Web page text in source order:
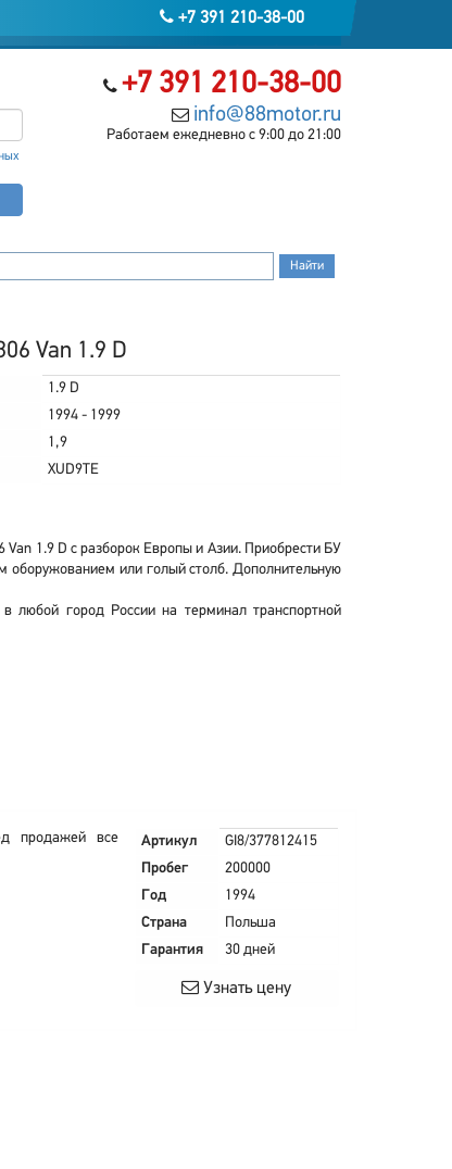
+7 391 210-38-00
+7 391 210-38-00
info@88motor.ru
Работаем ежедневно с 9:00 до 21:00
Van 1.9 D
1.9 D
1994 - 1999
1,9
XUD9TE
1.9 D с разборок Европы и Азии. Приобрести БУ
оборужованием или голый столб. Дополнительную
любой город России на терминал транспортной
продажей все
Артикул
GI8/377812415
Пробег
200000
Год
1994
Страна
Польша
Гарантия
30 дней
Узнать цену